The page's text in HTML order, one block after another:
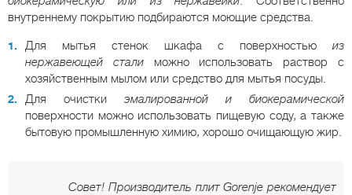
внутреннему покрытию подбираются моющие средства.
Для мытья стенок шкафа с поверхностью из
нержавеющей сталиможно использовать раствор с
хозяйственным мылом или средство для мытья посуды.
Для очистки эмалированной и биокерамической
поверхности можно использовать пищевую соду, а также
бытовую промышленную химию, хорошо очищающую жир.
Совет! Производитель плит Gorenje рекомендует